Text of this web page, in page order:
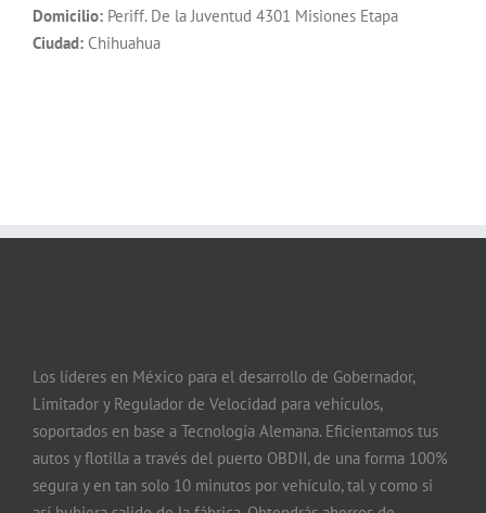
Domicilio: Periff. De la Juventud 4301 Misiones Etapa
Ciudad: Chihuahua
Los líderes en México para el desarrollo de Gobernador,
Limitador y Regulador de Velocidad para vehículos,
soportados en base a Tecnología Alemana. Eficientamos tus
autos y flotilla a través del puerto OBDII, de una forma 100%
segura y en tan solo 10 minutos por vehículo, tal y como si